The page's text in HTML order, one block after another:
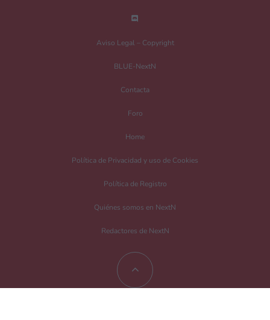
Recibir un correo electrónico con los siguientes comentarios a esta entrada.
Recibir un correo electrónico con cada nueva entrada.
Aviso Legal – Copyright
BLUE-NextN
Contacta
Foro
Home
Política de Privacidad y uso de Cookies
Política de Registro
Quiénes somos en NextN
Redactores de NextN